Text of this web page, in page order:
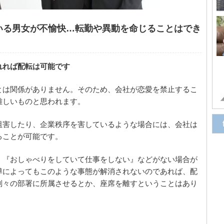
男女が不愉快…転勤や異動を命じることはでき
ば配転は可能です
関係がありません。そのため、会社が恋愛を禁止するこ
いものと思われます。
したり、企業秩序を害しているような場合には、会社は
とが可能です。
おしゃべりをしていて仕事をしない』などがない場合が
よってもこのような事態が解消されないのであれば、配
の部署に所属させるとか、座席を離すということはあり